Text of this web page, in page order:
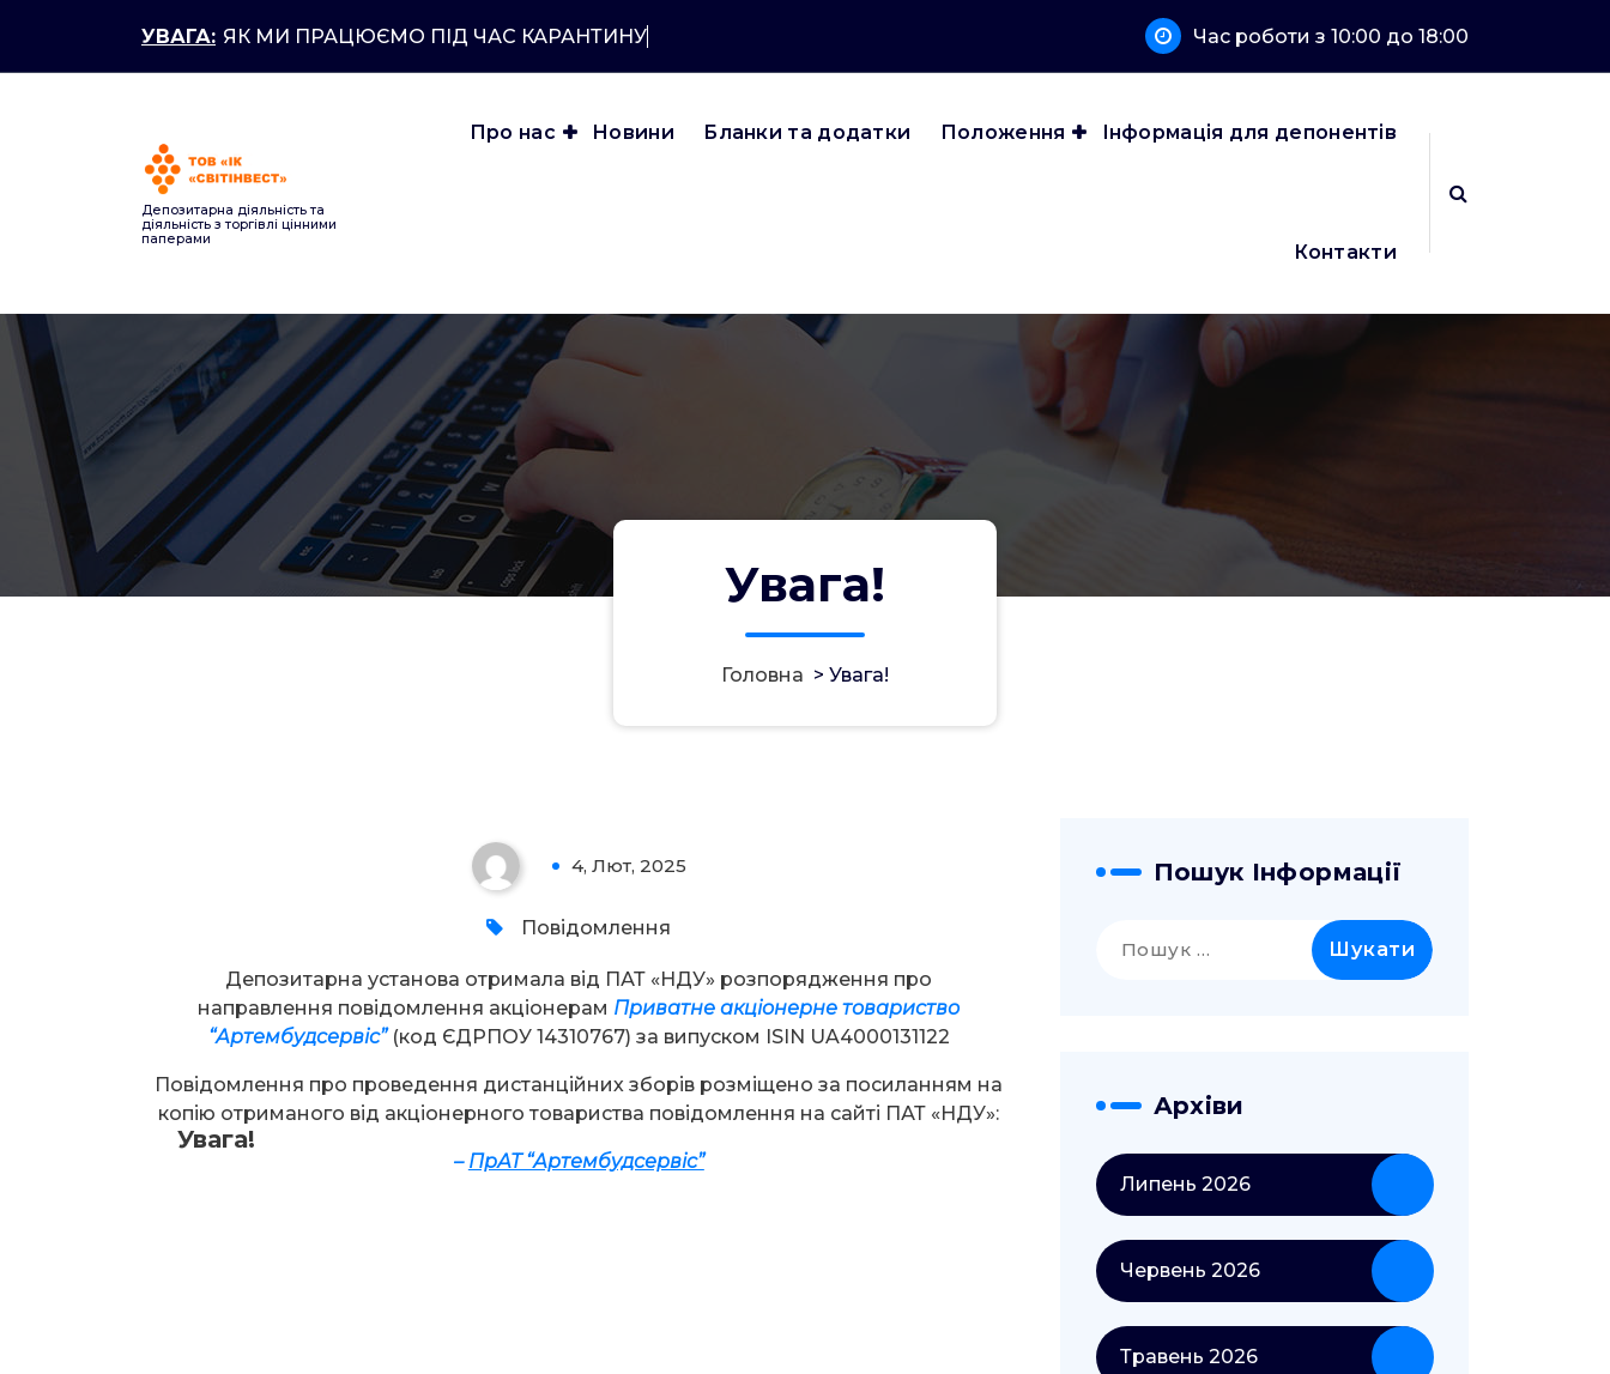
контенту
УВАГА: ЯК МИ ПРАЦЮЄМО ПІД ЧАС КАРАНТИНУ? Час роботи з 10:00 до 18:00
Депозитарна діяльність та
діяльність з торгівлі цінними
паперами
Про нас Новини Бланки та додатки Положення Інформація для депонентів
Контакти
Увага!
Головна > Увага!
4, Лют, 2025
Повідомлення
Увага!
Депозитарна установа отримала від ПАТ «НДУ» розпорядження про
направлення повідомлення акціонерам Приватне акціонерне товариство
“Артембудсервіс” (код ЄДРПОУ 14310767) за випуском ISIN UA4000131122
Повідомлення про проведення дистанційних зборів розміщено за посиланням на
копію отриманого від акціонерного товариства повідомлення на сайті ПАТ «НДУ»:
– ПрАТ “Артембудсервіс”
Пошук Інформації
Архіви
Липень 2026
Червень 2026
Травень 2026